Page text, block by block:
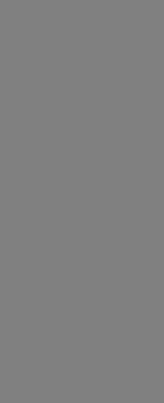
Wyposażenie i